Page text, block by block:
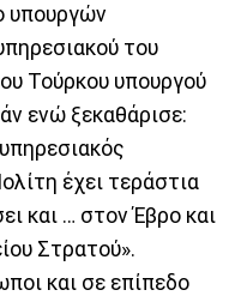
υπουργών
του
Τούρκου υπουργού
ενώ ξεκαθάρισε:
έχει τεράστια
και … στον Έβρο και
Στρατού».
και σε επίπεδο